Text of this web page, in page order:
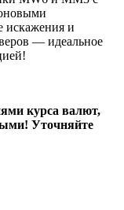
искажения и
— идеальное
курса валют,
Уточняйте